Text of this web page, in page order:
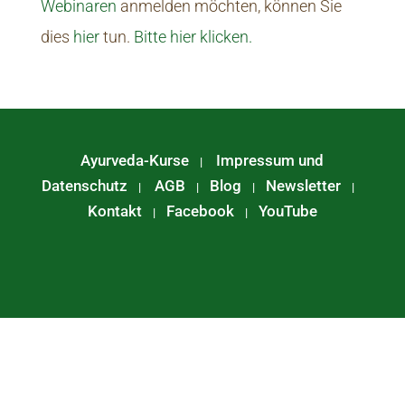
Webinaren anmelden möchten, können Sie
dies hiertun. Bitte hier klicken.
Ayurveda-Kurse | Impressum und
Datenschutz |AGB | Blog | Newsletter |
Kontakt| Facebook| YouTube